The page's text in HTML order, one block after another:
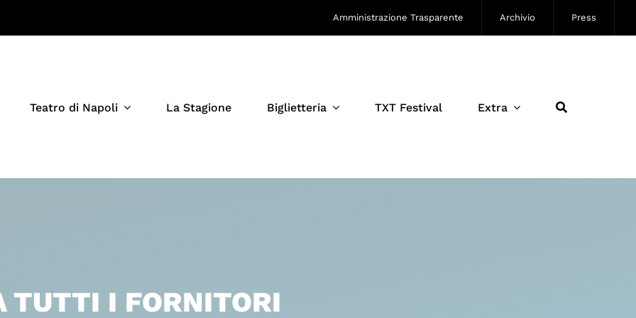
Amministrazione Trasparente Archivio Press
Teatro di Napoli La Stagione Biglietteria TXT Festival Extra
TUTTI I FORNITORI